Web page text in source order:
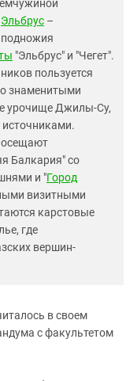
Эльбрус –
"Эльбрус" и "Чегет".
пользуется
знаменитыми
урочище Джилы-Су,
Балкария" со
и "Город
визитными
карстовые
где
вершин-
в своем
с факультетом